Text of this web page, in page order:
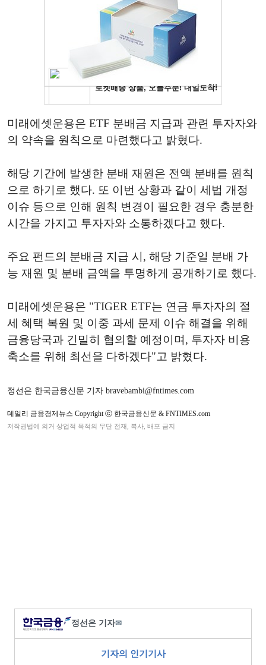
미래에셋운용은 ETF 분배금 지급과 관련 투자자와
의 약속을 원칙으로 마련했다고 밝혔다.
해당 기간에 발생한 분배 재원은 전액 분배를 원칙
으로 하기로 했다. 또 이번 상황과 같이 세법 개정
이슈 등으로 인해 원칙 변경이 필요한 경우 충분한
시간을 가지고 투자자와 소통하겠다고 했다.
주요 펀드의 분배금 지급 시, 해당 기준일 분배 가
능 재원 및 분배 금액을 투명하게 공개하기로 했다.
미래에셋운용은 "TIGER ETF는 연금 투자자의 절
세 혜택 복원 및 이중 과세 문제 이슈 해결을 위해
금융당국과 긴밀히 협의할 예정이며, 투자자 비용
축소를 위해 최선을 다하겠다"고 밝혔다.
정선은 한국금융신문 기자 bravebambi@fntimes.com
데일리 금융경제뉴스 Copyright ⓒ 한국금융신문 & FNTIMES.com
저작권법에 의거 상업적 목적의 무단 전재, 복사, 배포 금지
정선은 기자✉
기자의 인기기사